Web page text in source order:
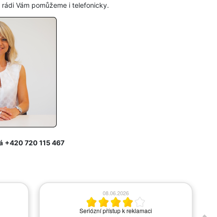
Vám pomůžeme i telefonicky.
+420 720 115 467
08.06.2026
Seriózní přístup k reklamaci